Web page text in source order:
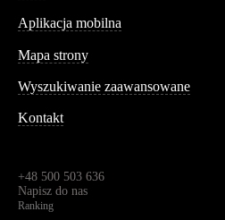
Aplikacja mobilna
Mapa strony
Wyszukiwanie zaawansowane
Kontakt
+48 500 503 636
Napisz do nas
Ranking